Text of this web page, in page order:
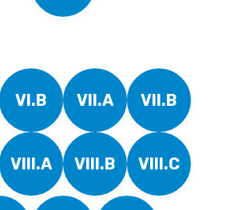
VI.B VII.A VII.B
VIII.A VIII.B VIII.C